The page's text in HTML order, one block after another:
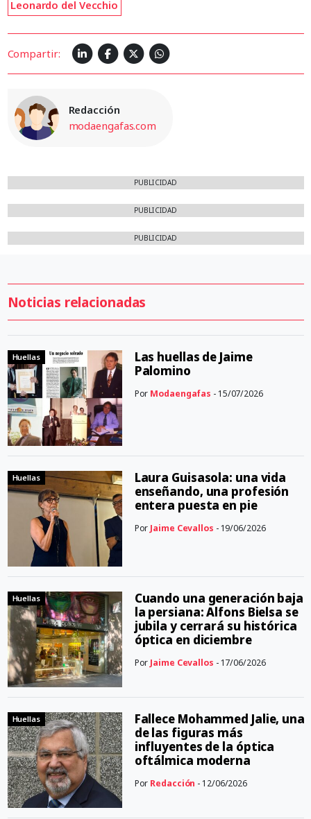
Leonardo del Vecchio
Compartir:
Redacción
modaengafas.com
PUBLICIDAD
PUBLICIDAD
PUBLICIDAD
Noticias relacionadas
Huellas
Las huellas de Jaime
Palomino
Por Modaengafas - 15/07/2026
Huellas
Laura Guisasola: una vida
enseñando, una profesión
entera puesta en pie
Por Jaime Cevallos - 19/06/2026
Huellas
Cuando una generación baja
la persiana: Alfons Bielsa se
jubila y cerrará su histórica
óptica en diciembre
Por Jaime Cevallos - 17/06/2026
Huellas
Fallece Mohammed Jalie, una
de las figuras más
influyentes de la óptica
oftálmica moderna
Por Redacción - 12/06/2026